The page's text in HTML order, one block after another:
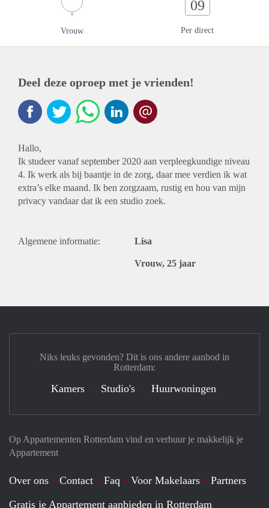
Vrouw
09
Per direct
Deel deze oproep met je vrienden!
Hallo,
Ik studeer vanaf september 2020 aan verpleegkundige niveau
4. Ik werk als bij baantje in de zorg, daar mee verdien ik wat
extra’s elke maand. Ik ben zorgzaam, rustig en hou van mijn
privacy vandaar dat ik een studio zoek.
Algemene informatie: Lisa
Vrouw, 25 jaar
Op Appartementen Rotterdam vind en verhuur je makkelijk je
Appartement
Over ons Contact Faq Voor Makelaars
Partners
Gratis je Appartement aanbieden in Rotterdam
Niks leuks gevonden? Dit is ons andere aanbod in
Rotterdam:
Kamers Studio's Huurwoningen